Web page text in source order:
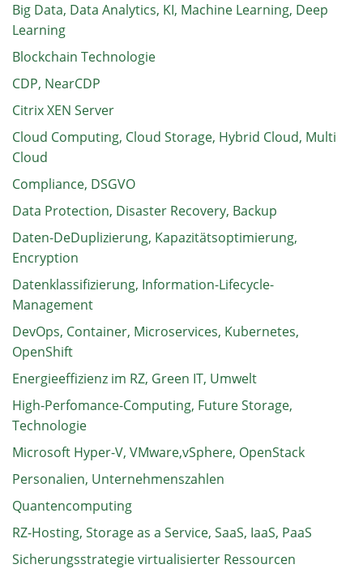
Big Data, Data Analytics, KI, Machine Learning, Deep
Learning
Blockchain Technologie
CDP, NearCDP
Citrix XEN Server
Cloud Computing, Cloud Storage, Hybrid Cloud, Multi
Cloud
Compliance, DSGVO
Data Protection, Disaster Recovery, Backup
Daten-DeDuplizierung, Kapazitätsoptimierung,
Encryption
Datenklassifizierung, Information-Lifecycle-
Management
DevOps, Container, Microservices, Kubernetes,
OpenShift
Energieeffizienz im RZ, Green IT, Umwelt
High-Perfomance-Computing, Future Storage,
Technologie
Microsoft Hyper-V, VMware,vSphere, OpenStack
Personalien, Unternehmenszahlen
Quantencomputing
RZ-Hosting, Storage as a Service, SaaS, IaaS, PaaS
Sicherungsstrategie virtualisierter Ressourcen